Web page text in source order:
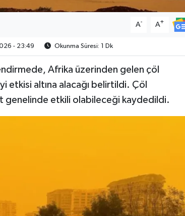
A- A+
- 23:49 Okunma Süresi: 1 Dk
Afrika üzerinden gelen çöl
etkisi altına alacağı belirtildi. Çöl
genelinde etkili olabileceği kaydedildi.